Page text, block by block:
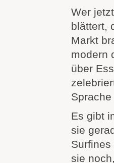
Wer
blättert,
Markt
modern
über
Es gibt
sie
sie